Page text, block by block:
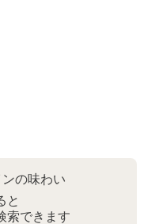
の味わい
と
索できます